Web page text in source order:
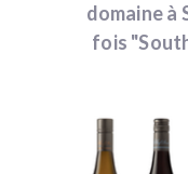
domaine à
fois